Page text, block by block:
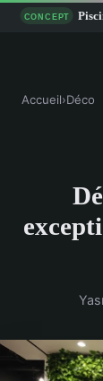
Accueil›Déco